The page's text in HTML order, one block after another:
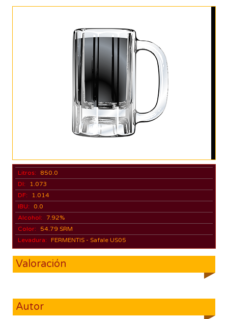
Litros:
850.0
DI:
1.073
DF:
1.014
IBU:
0.0
Alcohol: 7.92%
Color:
54.79 SRM
Levadura: FERMENTIS - Safale US05
Valoración
Autor